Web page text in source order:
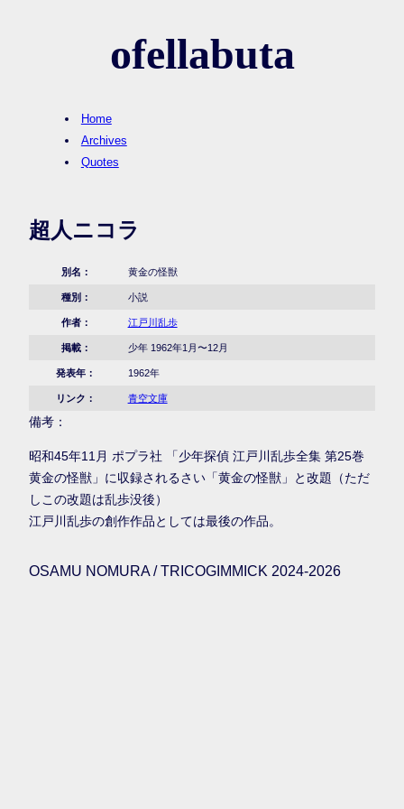
ofellabuta
Home
Archives
Quotes
超人ニコラ
別名： 黄金の怪獣
種別： 小説
作者： 江戸川乱歩
掲載： 少年 1962年1月〜12月
発表年： 1962年
リンク： 青空文庫
備考：
昭和45年11月 ポプラ社 「少年探偵 江戸川乱歩全集 第25巻
黄金の怪獣」に収録されるさい「黄金の怪獣」と改題（ただ
しこの改題は乱歩没後）
江戸川乱歩の創作作品としては最後の作品。
OSAMU NOMURA / TRICOGIMMICK 2024-2026